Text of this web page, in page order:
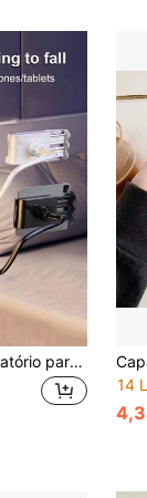
[Melhor ] Suporte giratório para tablet e celular 360°, suporte flexível com base espiral, suporte flexível para cama para tablet e celular, 120 cm compatível com iPhone, Android, presente de aniversário, família e amigos, rotação de 360 graus, suporte flexível para cama
14